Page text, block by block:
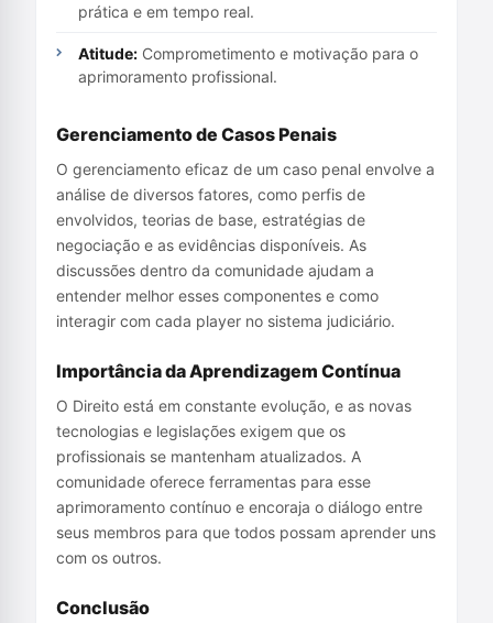
prática e em tempo real.
Atitude: Comprometimento e motivação para o
aprimoramento profissional.
Gerenciamento de Casos Penais
O gerenciamento eficaz de um caso penal envolve a
análise de diversos fatores, como perfis de
envolvidos, teorias de base, estratégias de
negociação e as evidências disponíveis. As
discussões dentro da comunidade ajudam a
entender melhor esses componentes e como
interagir com cada player no sistema judiciário.
Importância da Aprendizagem Contínua
O Direito está em constante evolução, e as novas
tecnologias e legislações exigem que os
profissionais se mantenham atualizados. A
comunidade oferece ferramentas para esse
aprimoramento contínuo e encoraja o diálogo entre
seus membros para que todos possam aprender uns
com os outros.
Conclusão